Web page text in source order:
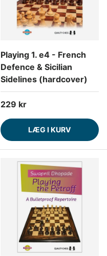
Playing 1. e4 - French
Defence & Sicilian
Sidelines (hardcover)
Normalpris
229 kr
LÆG I KURV